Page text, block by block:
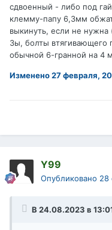
сдвоенный - либо под
клемму-папу 6,3мм
выкинуть, если не
Зы, болты втягивающего
обычной 6-гранной на 4
Изменено27 февраля,
Y99
Опубликовано 28
В 24.08.2023 в